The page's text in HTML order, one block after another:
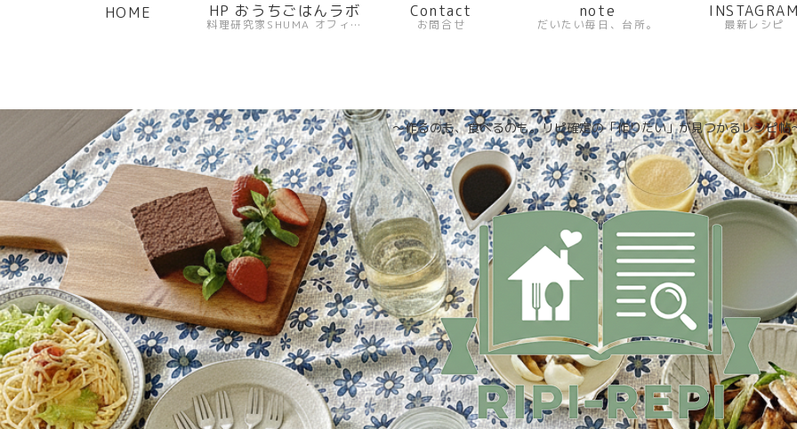
〜作るのも、食べるのも。リピ確定の「作りたい」が見つかるレシピ帖
HOME HP おうちごはんラボ
料理研究家SHUMA オフィシャルサイト
Contact
お問合せ
note
だいたい毎日、台所。 最新レシピ